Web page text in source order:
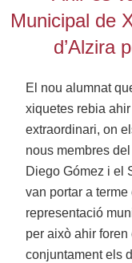
Municipal de
d’Alzira
El nou alumnat
xiquetes rebia
extraordinari, on
nous membres
Diego Gómez i el
van portar a
representació
per això ahir
conjuntament els